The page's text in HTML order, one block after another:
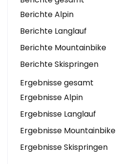
Berichte Alpin
Berichte Langlauf
Berichte Mountainbike
Berichte Skispringen
Ergebnisse gesamt
Ergebnisse Alpin
Ergebnisse Langlauf
Ergebnisse Mountainbike
Ergebnisse Skispringen